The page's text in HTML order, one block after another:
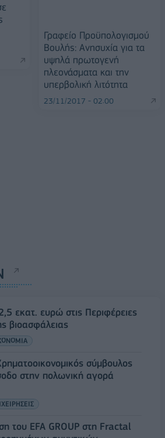
Γραφείο Προϋπολογισμού
Βουλής: Ανησυχία για τα
υψηλά πρωτογενή
πλεονάσματα και την
υπερβολική λιτότητα
23/11/2017 - 02:00
εκατ. ευρώ στις Περιφέρειες
βιοασφάλειας
σύμβουλος
στην πολωνική αγορά
του EFA GROUP στη Fractal